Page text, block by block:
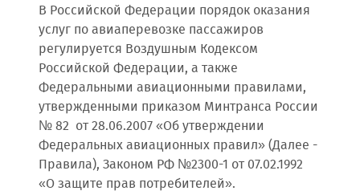
В Российской Федерации порядок оказания
услуг по авиаперевозке пассажиров
регулируется Воздушным Кодексом
Российской Федерации, а также
Федеральными авиационными правилами,
утвержденными приказом Минтранса России
№ 82 от 28.06.2007 «Об утверждении
Федеральных авиационных правил» (Далее -
Правила), Законом РФ №2300-1 от 07.02.1992
«О защите прав потребителей».